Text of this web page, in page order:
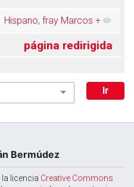
Hispano, fray Marcos +
página redirigida
Bermúdez
licencia Creative Commons